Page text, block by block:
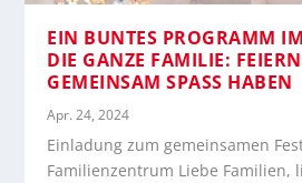
EIN BUNTES PROGRAMM
DIE GANZE FAMILIE:
GEMEINSAM SPASS HABEN
Apr. 24, 2024
Einladung zum gemeinsamen
Familienzentrum Liebe Familien,